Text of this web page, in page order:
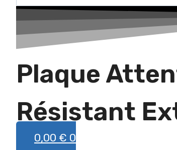
race
Plaque
Résistant
0,00 € 0